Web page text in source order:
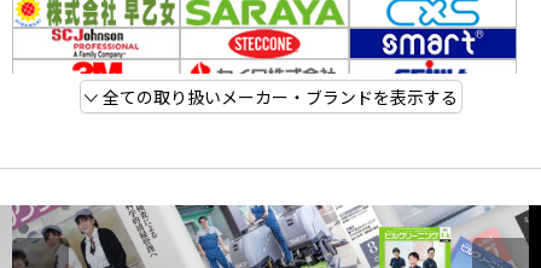
全ての取り扱いメーカー・ブランドを表示する